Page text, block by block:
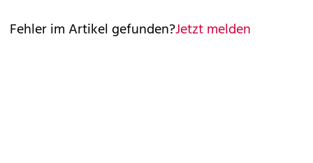
Fehler im Artikel gefunden?Jetzt melden